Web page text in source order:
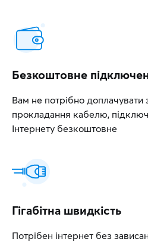
Безкоштовне
Вам не потрібно доплачувати
прокладання кабелю,
Інтернету безкоштовне
Гігабітна швидкість
Потрібен інтернет без